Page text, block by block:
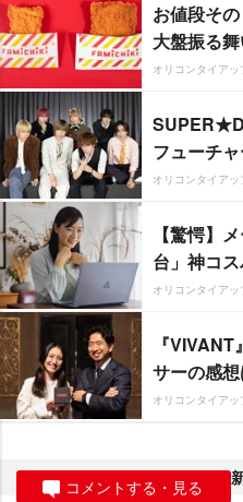
お値段そ
大盤振る
オリコンタイアッ
フューチャ
オリコンタイアッ
【驚愕】
台」神コ
オリコンタイアッ
『
サーの感
オリコンタイアッ
コメントする・見る